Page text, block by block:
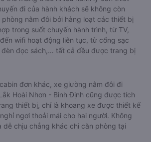
đi của hành khách sẽ không còn
phòng nằm đôi bởi hàng loạt các thiết bị
trong suốt chuyến hành trình, từ TV,
wifi hoạt động liên tục, từ cổng sạc
đèn đọc sách,… tất cả đều được trang bị
đơn khác, xe giường nằm đôi đi
Hoài Nhơn - Bình Định cũng được tích
thiết bị, chỉ là khoang xe được thiết kế
ngơi thoải mái cho hai người. Không
dễ chịu chẳng khác chi căn phòng tại